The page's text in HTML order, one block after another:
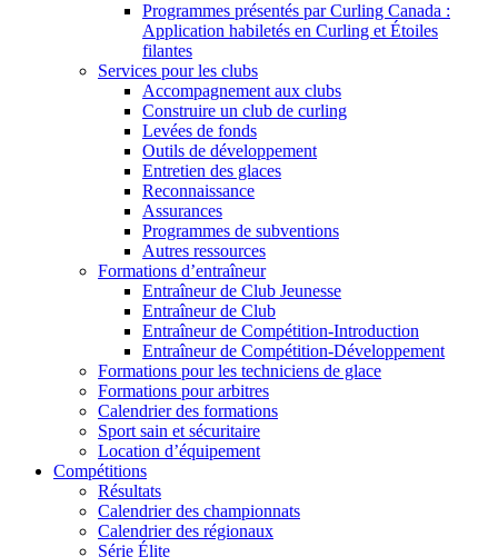
Programmes présentés par Curling Canada :
Application habiletés en Curling et Étoiles
filantes
Services pour les clubs
Accompagnement aux clubs
Construire un club de curling
Levées de fonds
Outils de développement
Entretien des glaces
Reconnaissance
Assurances
Programmes de subventions
Autres ressources
Formations d’entraîneur
Entraîneur de Club Jeunesse
Entraîneur de Club
Entraîneur de Compétition-Introduction
Entraîneur de Compétition-Développement
Formations pour les techniciens de glace
Formations pour arbitres
Calendrier des formations
Sport sain et sécuritaire
Location d’équipement
Compétitions
Résultats
Calendrier des championnats
Calendrier des régionaux
Série Élite